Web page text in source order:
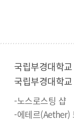
국립부경대학
국립부경대학
-노스로스팅 샵
-에테르(Aether)